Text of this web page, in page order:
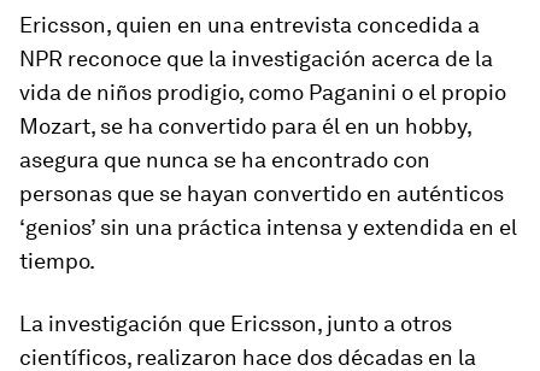
Ericsson, quien en una entrevista concedida a
NPR reconoce que la investigación acerca de la
vida de niños prodigio, como Paganini o el propio
Mozart, se ha convertido para él en un hobby,
asegura que nunca se ha encontrado con
personas que se hayan convertido en auténticos
‘genios’ sin una práctica intensa y extendida en el
tiempo.
La investigación que Ericsson, junto a otros
científicos, realizaron hace dos décadas en la